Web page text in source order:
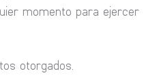
momento para ejercer
otorgados.